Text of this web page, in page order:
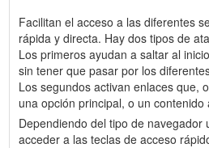
Facilitan el acceso a las diferentes
rápida y directa. Hay dos tipos de
Los primeros ayudan a saltar al
sin tener que pasar por los
Los segundos activan enlaces que,
una opción principal, o un
Dependiendo del tipo de navegador
acceder a las teclas de acceso